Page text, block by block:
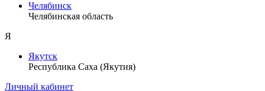
Челябинск
Челябинская область
Я
Якутск
Республика Саха (Якутия)
Личный кабинет